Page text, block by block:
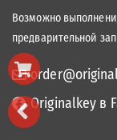
Возможно
предварительной
Originalkey в